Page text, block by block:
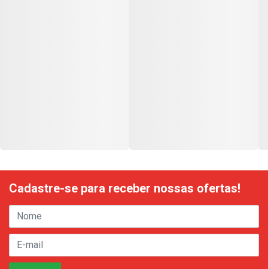
Cadastre-se para receber nossas ofertas!